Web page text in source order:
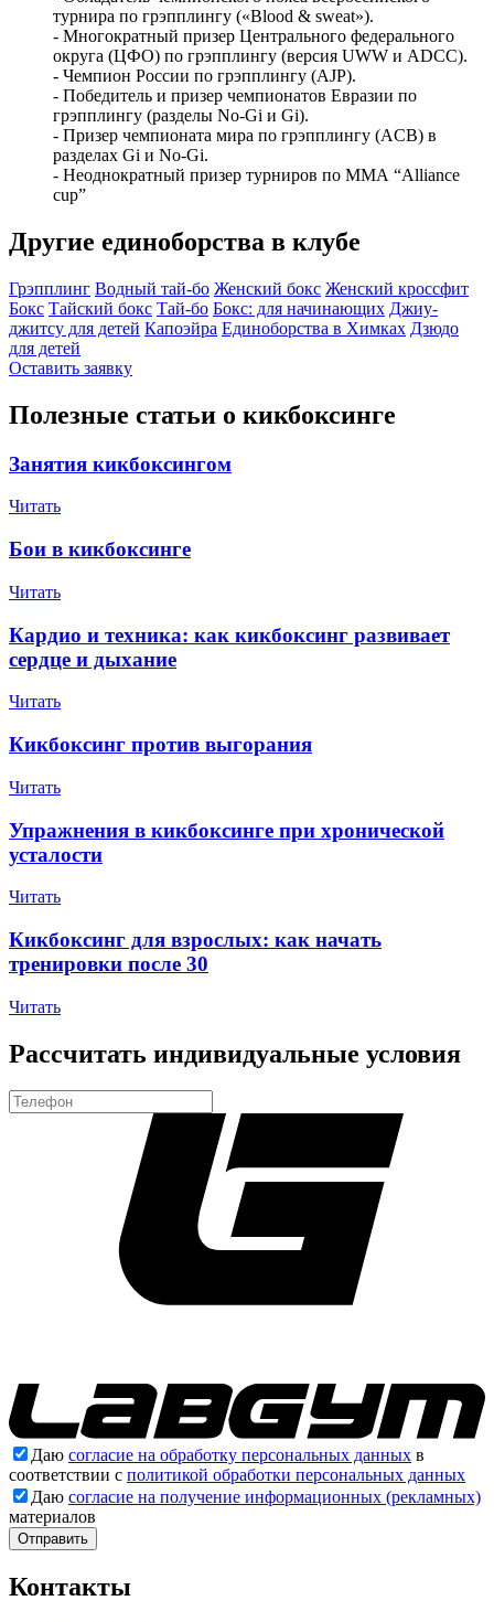
турнира по грэпплингу («Blood & sweat»).
- Многократный призер Центрального федерального
округа (ЦФО) по грэпплингу (версия UWW и ADCC).
- Чемпион России по грэпплингу (AJP).
- Победитель и призер чемпионатов Евразии по
грэпплингу (разделы No-Gi и Gi).
- Призер чемпионата мира по грэпплингу (ACB) в
разделах Gi и No-Gi.
- Неоднократный призер турниров по ММА “Alliance
cup”
Другие единоборства в клубе
Грэпплинг Водный тай-бо Женский бокс Женский кроссфит
Бокс Тайский бокс Тай-бо Бокс: для начинающих Джиу-
джитсу для детей Капоэйра Единоборства в Химках Дзюдо
для детей
Оставить заявку
Полезные статьи о кикбоксинге
Занятия кикбоксингом
Читать
Бои в кикбоксинге
Читать
Кардио и техника: как кикбоксинг развивает
сердце и дыхание
Читать
Кикбоксинг против выгорания
Читать
Упражнения в кикбоксинге при хронической
усталости
Читать
Кикбоксинг для взрослых: как начать
тренировки после 30
Читать
Рассчитать индивидуальные условия
Даю согласие на обработку персональных данных в
соответствии с политикой обработки персональных данных
Даю согласие на получение информационных (рекламных)
материалов
Отправить
Контакты